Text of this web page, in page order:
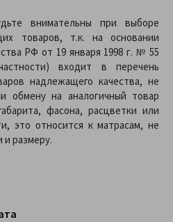
внимательны при выборе
товаров, т.к. на основании
РФ от 19 января 1998 г. № 55
входит в перечень
надлежащего качества, не
обмену на аналогичный товар
фасона, расцветки или
это относится к матрасам, не
размеру.